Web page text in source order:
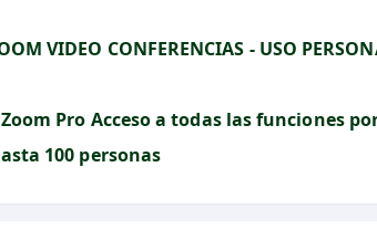
VIDEO CONFERENCIAS - USO
Pro Acceso a todas las funciones
100 personas